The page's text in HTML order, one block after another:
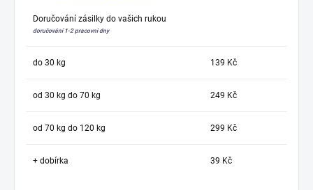
Doručování zásilky do vašich rukou
doručování 1-2 pracovní dny
do 30 kg 139 Kč
od 30 kg do 70 kg 249 Kč
od 70 kg do 120 kg 299 Kč
+ dobírka 39 Kč